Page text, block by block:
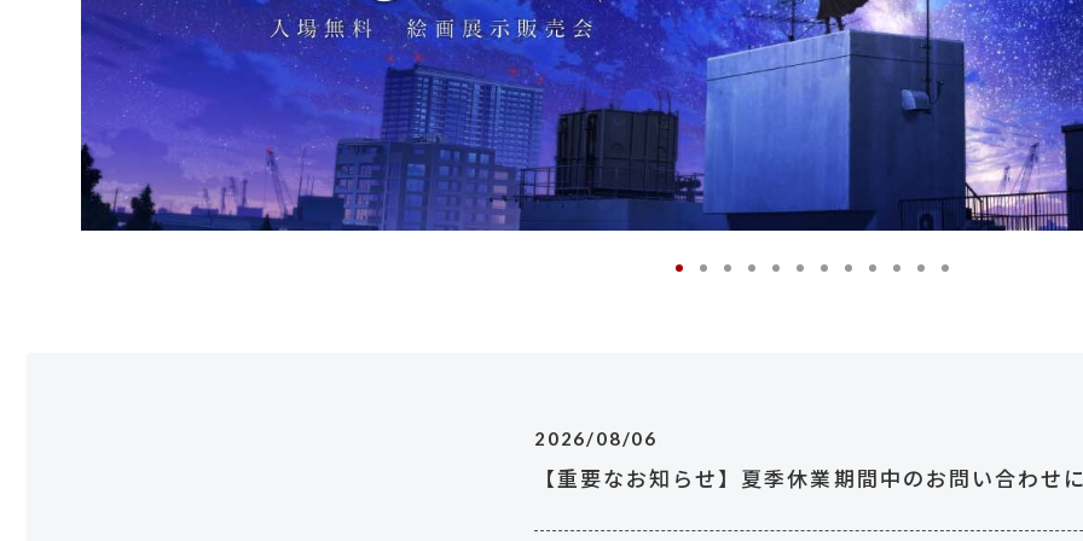
1 2 3 4 5 6 7 8 9
1
1
1
2026/08/06
【重要なお知らせ】夏季休業期間中のお問い合わせ